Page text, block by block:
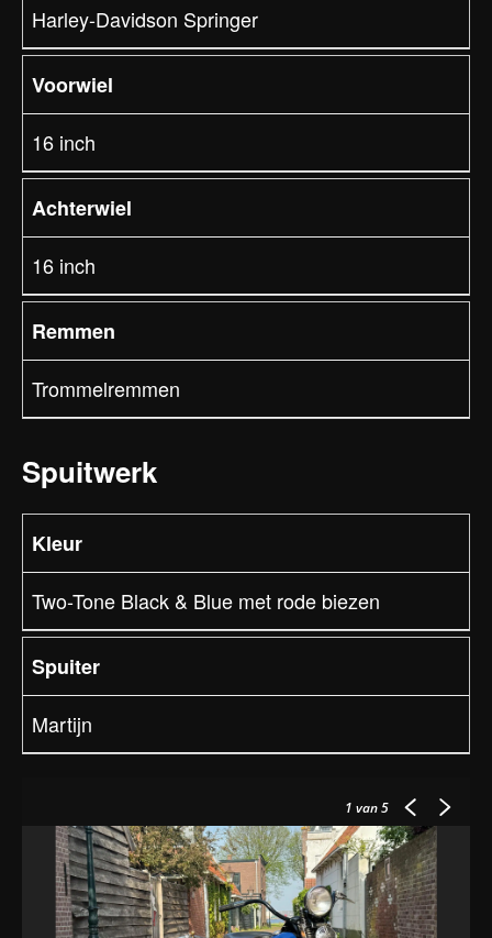
Harley-Davidson Springer
Voorwiel
16 inch
Achterwiel
16 inch
Remmen
Trommelremmen
Spuitwerk
Kleur
Two-Tone Black & Blue met rode biezen
Spuiter
Martijn
1 van 5